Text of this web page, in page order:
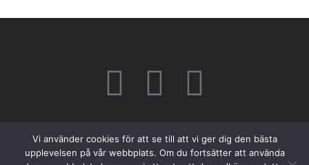
© 2025 rekoommunikation International AB
Vi använder cookies för att se till att vi ger dig den bästa
upplevelsen på vår webbplats. Om du fortsätter att använda